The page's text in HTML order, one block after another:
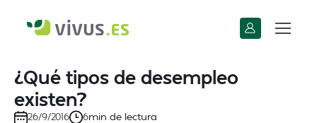
¿Qué tipos de desempleo
existen?
26/9/2016 6min de lectura